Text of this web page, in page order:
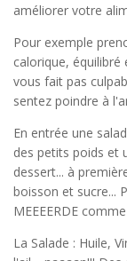
améliorer votre
Pour exemple
calorique, équilibré
vous fait pas
sentez poindre à
En entrée une
des petits poids et
dessert... à
boisson et sucre...
MEEEERDE
La Salade : Huile,